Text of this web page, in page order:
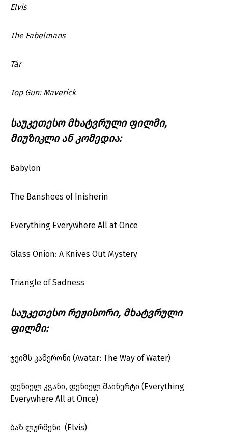
Elvis
The Fabelmans
Tár
Top Gun: Maverick
საუკეთესო მხატვრული ფილმი,
მიუზიკლი ან კომედია:
Babylon
The Banshees of Inisherin
Everything Everywhere All at Once
Glass Onion: A Knives Out Mystery
Triangle of Sadness
საუკეთესო რეჟისორი, მხატვრული
ფილმი:
ჯეიმს კამერონი (Avatar: The Way of Water)
დენიელ კვანი, დენიელ შაინერტი (Everything
Everywhere All at Once)
ბაზ ლურმენი (Elvis)